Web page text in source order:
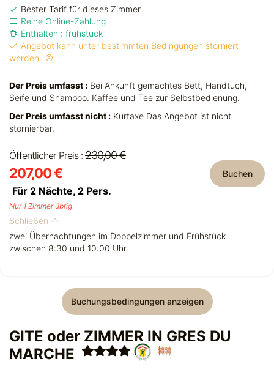
Bester Tarif für dieses Zimmer
Reine Online-Zahlung
Enthalten : frühstück
Angebot kann unter bestimmten Bedingungen storniert
werden
Der Preis umfasst : Bei Ankunft gemachtes Bett, Handtuch,
Seife und Shampoo. Kaffee und Tee zur Selbstbedienung.
Der Preis umfasst nicht : Kurtaxe Das Angebot ist nicht
stornierbar.
Öffentlicher Preis : 230,00 €
207,00 €
Für 2 Nächte, 2 Pers.
Buchen
Nur 1 Zimmer übrig
Schließen
zwei Übernachtungen im Doppelzimmer und Frühstück
zwischen 8:30 und 10:00 Uhr.
Buchungsbedingungen anzeigen
GITE oder ZIMMER IN GRES DU
MARCHE